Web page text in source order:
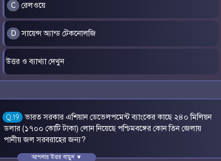
C রেলওয়ে
D সায়েন্স অ্যান্ড টেকনোলজি
উত্তর ও ব্যাখ্যা দেখুন
Q.19
ভারত সরকার এশিয়ান ডেভেলপমেন্ট ব্যাংকের কাছে ২৪০ মিলিয়ন
ডলার (১৭০০ কোটি টাকা) লোন নিয়েছে পশ্চিমবঙ্গের কোন তিন জেলায়
পানীয় জল সরবরাহের জন্য?
আপনার উত্তর বাছুন ▼